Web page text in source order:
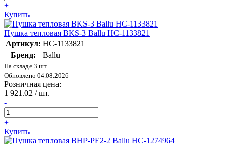
+
Купить
Пушка тепловая BKS-3 Ballu НС-1133821
Артикул: НС-1133821
Бренд:
Ballu
На складе 3 шт.
Обновлено 04.08.2026
Розничная цена:
1 921.02 / шт.
-
+
Купить